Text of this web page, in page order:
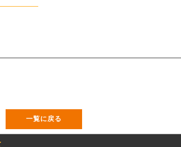
一覧に戻る